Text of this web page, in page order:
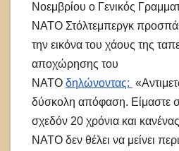
Νοεμβρίου ο Γενικός
ΝΑΤΟ Στόλτεμπεργκ
την εικόνα του χάους της
αποχώρησης του
ΝΑΤΟ δηλώνοντας:
δύσκολη απόφαση. Είμαστε
σχεδόν 20 χρόνια και
ΝΑΤΟ δεν θέλει να μείνει